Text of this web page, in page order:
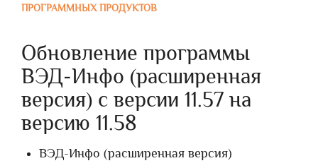
ПРОГРАММНЫХ ПРОДУКТОВ
Обновление программы
ВЭД-Инфо (расширенная
версия) с версии 11.57 на
версию 11.58
ВЭД-Инфо (расширенная версия)